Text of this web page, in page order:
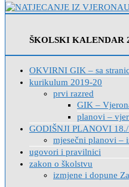
ŠKOLSKI KALENDAR
OKVIRNI GIK – sa
kurikulum 2019-20
prvi razred
GIK –
planovi –
GODIŠNJI PLANOVI
mjesečni planovi –
ugovori i pravilnici
zakon o školstvu
izmjene i dopune